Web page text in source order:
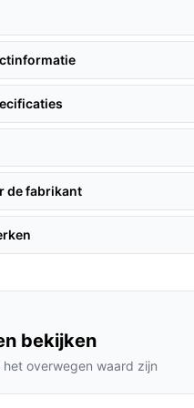
en kan in een paar
locatie voor de camera
gebieden.
aan de muur met het
met je WiFi-netwerk via de
in mensentaal
Dit betekent dat de
waardoor je een groter
zonder meerdere
de fabrikant
bekijken
overwegen waard zijn